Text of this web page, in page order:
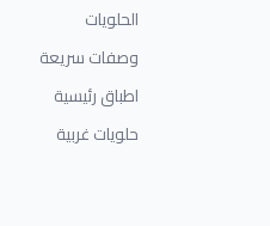
الحلويات
وصفات سريعة
اطباق رئيسية
حلويات غربية